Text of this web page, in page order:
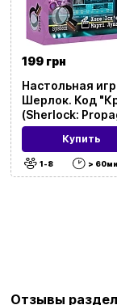
199 грн
Настольная
Шерлок. Код
(Sherlock:
Купить
1-8 >
Отзывы